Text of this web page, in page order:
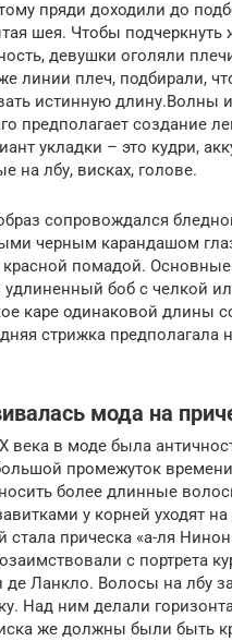
пряди доходили до
шея. Чтобы подчеркнуть
девушки оголяли
линии плеч, подбирали,
истинную длину.Волны
предполагает создание
укладки – это кудри,
на лбу, висках, голове.
сопровождался
черным карандашом
помадой. Основные
удлиненный боб с челкой
каре одинаковой длины
стрижка предполагала
мода на
века в моде была
промежуток
более длинные
у корней уходят
стала прическа «а-ля
с портрета
де Ланкло. Волосы на лбу
Над ним делали
же должны были быть